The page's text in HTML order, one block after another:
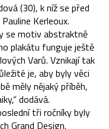
(30), k níž se před
Kerleoux.
se motiv abstraktně
plakátu funguje ještě
Varů. Vznikají tak
je, aby byly věci
měly nějaký příběh,
dodává.
tři ročníky byly
Grand Design.